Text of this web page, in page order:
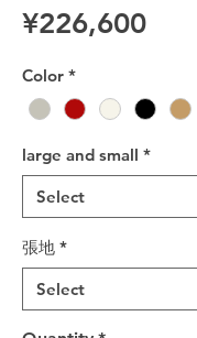
¥226,600Price
Color *
large and small *
張地 *